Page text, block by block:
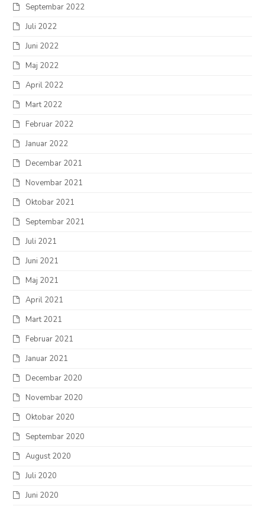
Septembar 2022
Juli 2022
Juni 2022
Maj 2022
April 2022
Mart 2022
Februar 2022
Januar 2022
Decembar 2021
Novembar 2021
Oktobar 2021
Septembar 2021
Juli 2021
Juni 2021
Maj 2021
April 2021
Mart 2021
Februar 2021
Januar 2021
Decembar 2020
Novembar 2020
Oktobar 2020
Septembar 2020
August 2020
Juli 2020
Juni 2020